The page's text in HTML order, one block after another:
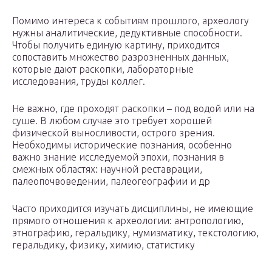
Помимо интереса к событиям прошлого, археологу
нужны аналитические, дедуктивные способности.
Чтобы получить единую картину, приходится
сопоставить множество разрозненных данных,
которые дают раскопки, лабораторные
исследования, труды коллег.
Не важно, где проходят раскопки – под водой или на
суше. В любом случае это требует хорошей
физической выносливости, острого зрения.
Необходимы исторические познания, особенно
важно знание исследуемой эпохи, познания в
смежных областях: научной реставрации,
палеопочвоведении, палеогеографии и др
Часто приходится изучать дисциплины, не имеющие
прямого отношения к археологии: антропологию,
этнографию, геральдику, нумизматику, текстологию,
геральдику, физику, химию, статистику